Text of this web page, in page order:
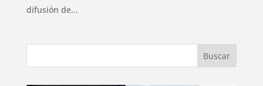
difusión de...